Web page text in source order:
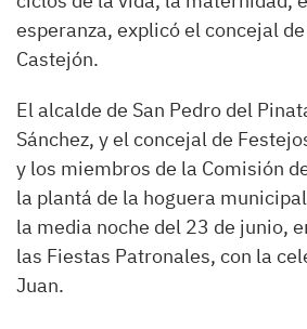
esperanza, explicó el concejal
Castejón.
El alcalde de San Pedro del
Sánchez, y el concejal de
y los miembros de la Comisión
la plantá de la hoguera
la media noche del 23 de junio,
las Fiestas Patronales, con la
Juan.